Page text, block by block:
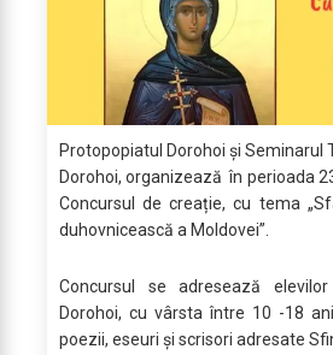
Protopopiatul Dorohoi și Seminarul
Dorohoi, organizează în perioada
Concursul de creație, cu tema
duhovnicească a Moldovei”.
Concursul se adresează
Dorohoi, cu vârsta între 10 -18
poezii, eseuri și scrisori adresate